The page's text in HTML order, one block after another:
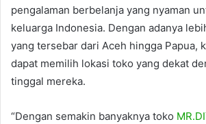
pengalaman berbelanja yang nyaman
keluarga Indonesia. Dengan adanya
yang tersebar dari Aceh hingga Papua,
dapat memilih lokasi toko yang dekat
tinggal mereka.
“Dengan semakin banyaknya toko